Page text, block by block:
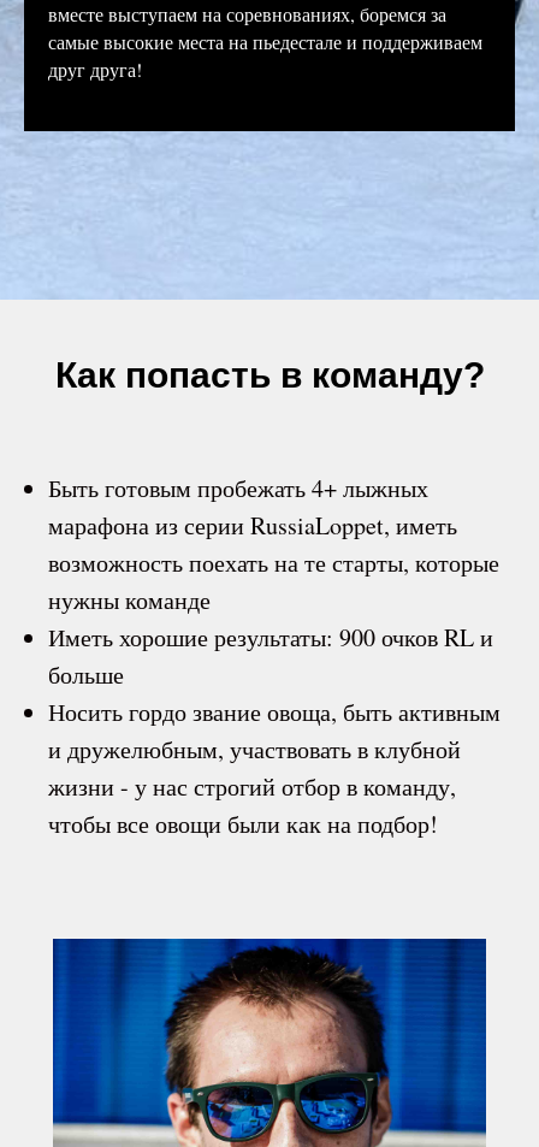
вместе выступаем на соревнованиях, боремся за
самые высокие места на пьедестале и поддерживаем
друг друга!
Как попасть в команду?
Быть готовым пробежать 4+ лыжных
марафона из серии RussiaLoppet, иметь
возможность поехать на те старты, которые
нужны команде
Иметь хорошие результаты: 900 очков RL и
больше
Носить гордо звание овоща, быть активным
и дружелюбным, участвовать в клубной
жизни - у нас строгий отбор в команду,
чтобы все овощи были как на подбор!